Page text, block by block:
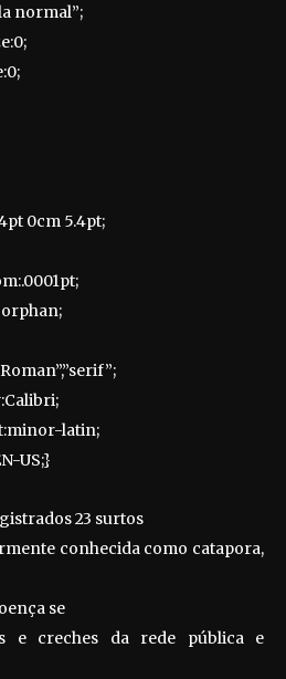
normal”;
0cm 5.4pt;
latin;
US;}
23 surtos
conhecida como catapora,
se
e creches da rede pública e